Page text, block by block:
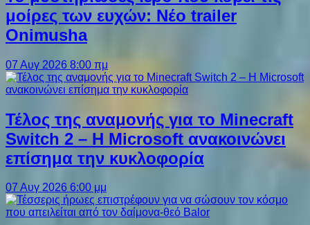
μοίρες των ευχών: Νέο trailer
Onimusha
07 Αυγ 2026 8:00 πμ
Τέλος της αναμονής για το Minecraft
Switch 2 – Η Microsoft ανακοινώνει
επίσημα την κυκλοφορία
07 Αυγ 2026 6:00 μμ